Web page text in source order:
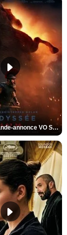
L'Odyssée Bande-annonce VO STFR